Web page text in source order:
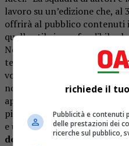
lavoro su un’edizione che,
offrirà al pubblico contenuti
quello stile inconfondibile
Notizia uno dei programmi
televisione italiana”, si legge
volta nei suoi 37 anni di
novembre 1988 –Striscia
approdare in un orario più
più ampi per inchieste
e una satira ancora più
dell’access.
richiede il
Pubblicità e contenuti
delle prestazioni dei
ricerche sul pubblico,